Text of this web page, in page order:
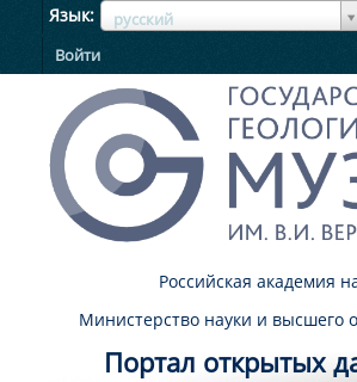
Язык русский
ЯзыкЯзык
Войти
Российская академия
Министерство науки и высшего
Портал открытых